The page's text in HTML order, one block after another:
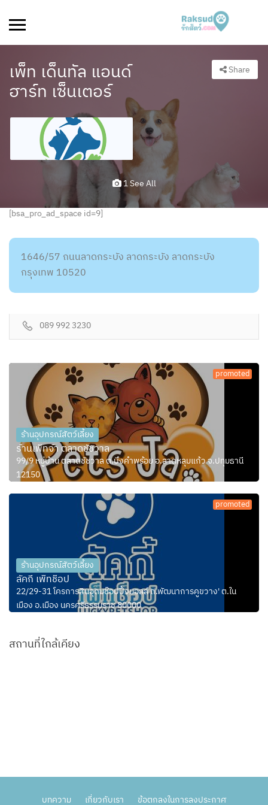
เพ็ท เด็นทัล แอนด์
ฮาร์ท เซ็นเตอร์
Share
1 See All
[bsa_pro_ad_space id=9]
1646/57 ถนนลาดกระบัง ลาดกระบัง ลาดกระบัง
กรุงเทพ 10520
089 992 3230
promoted
ร้านอุปกรณ์สัตว์เลี้ยง
ร้านเพ็ทจ้า ตลาดชัชวาล
99/9 หมู่บ้าน ตลาดชัชวาล ต.บึงคำพร้อย อ.ลาดหลุมแก้ว จ.ปทุมธานี
12150
promoted
ร้านอุปกรณ์สัตว์เลี้ยง
ลัคกี้ เพ็ทช็อป
22/29-31 โครการสินอุดมช๊อปปิ้งมอลล์ ถ.พัฒนาการคูขวาง' ต.ใน
เมือง อ.เมือง นครศรีธรรมราช 80000
สถานที่ใกล้เคียง
บทความ เกี่ยวกับเรา ข้อตกลงในการลงประกาศ